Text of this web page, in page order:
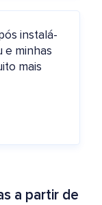
instalá-
e minhas
mais
a partir de